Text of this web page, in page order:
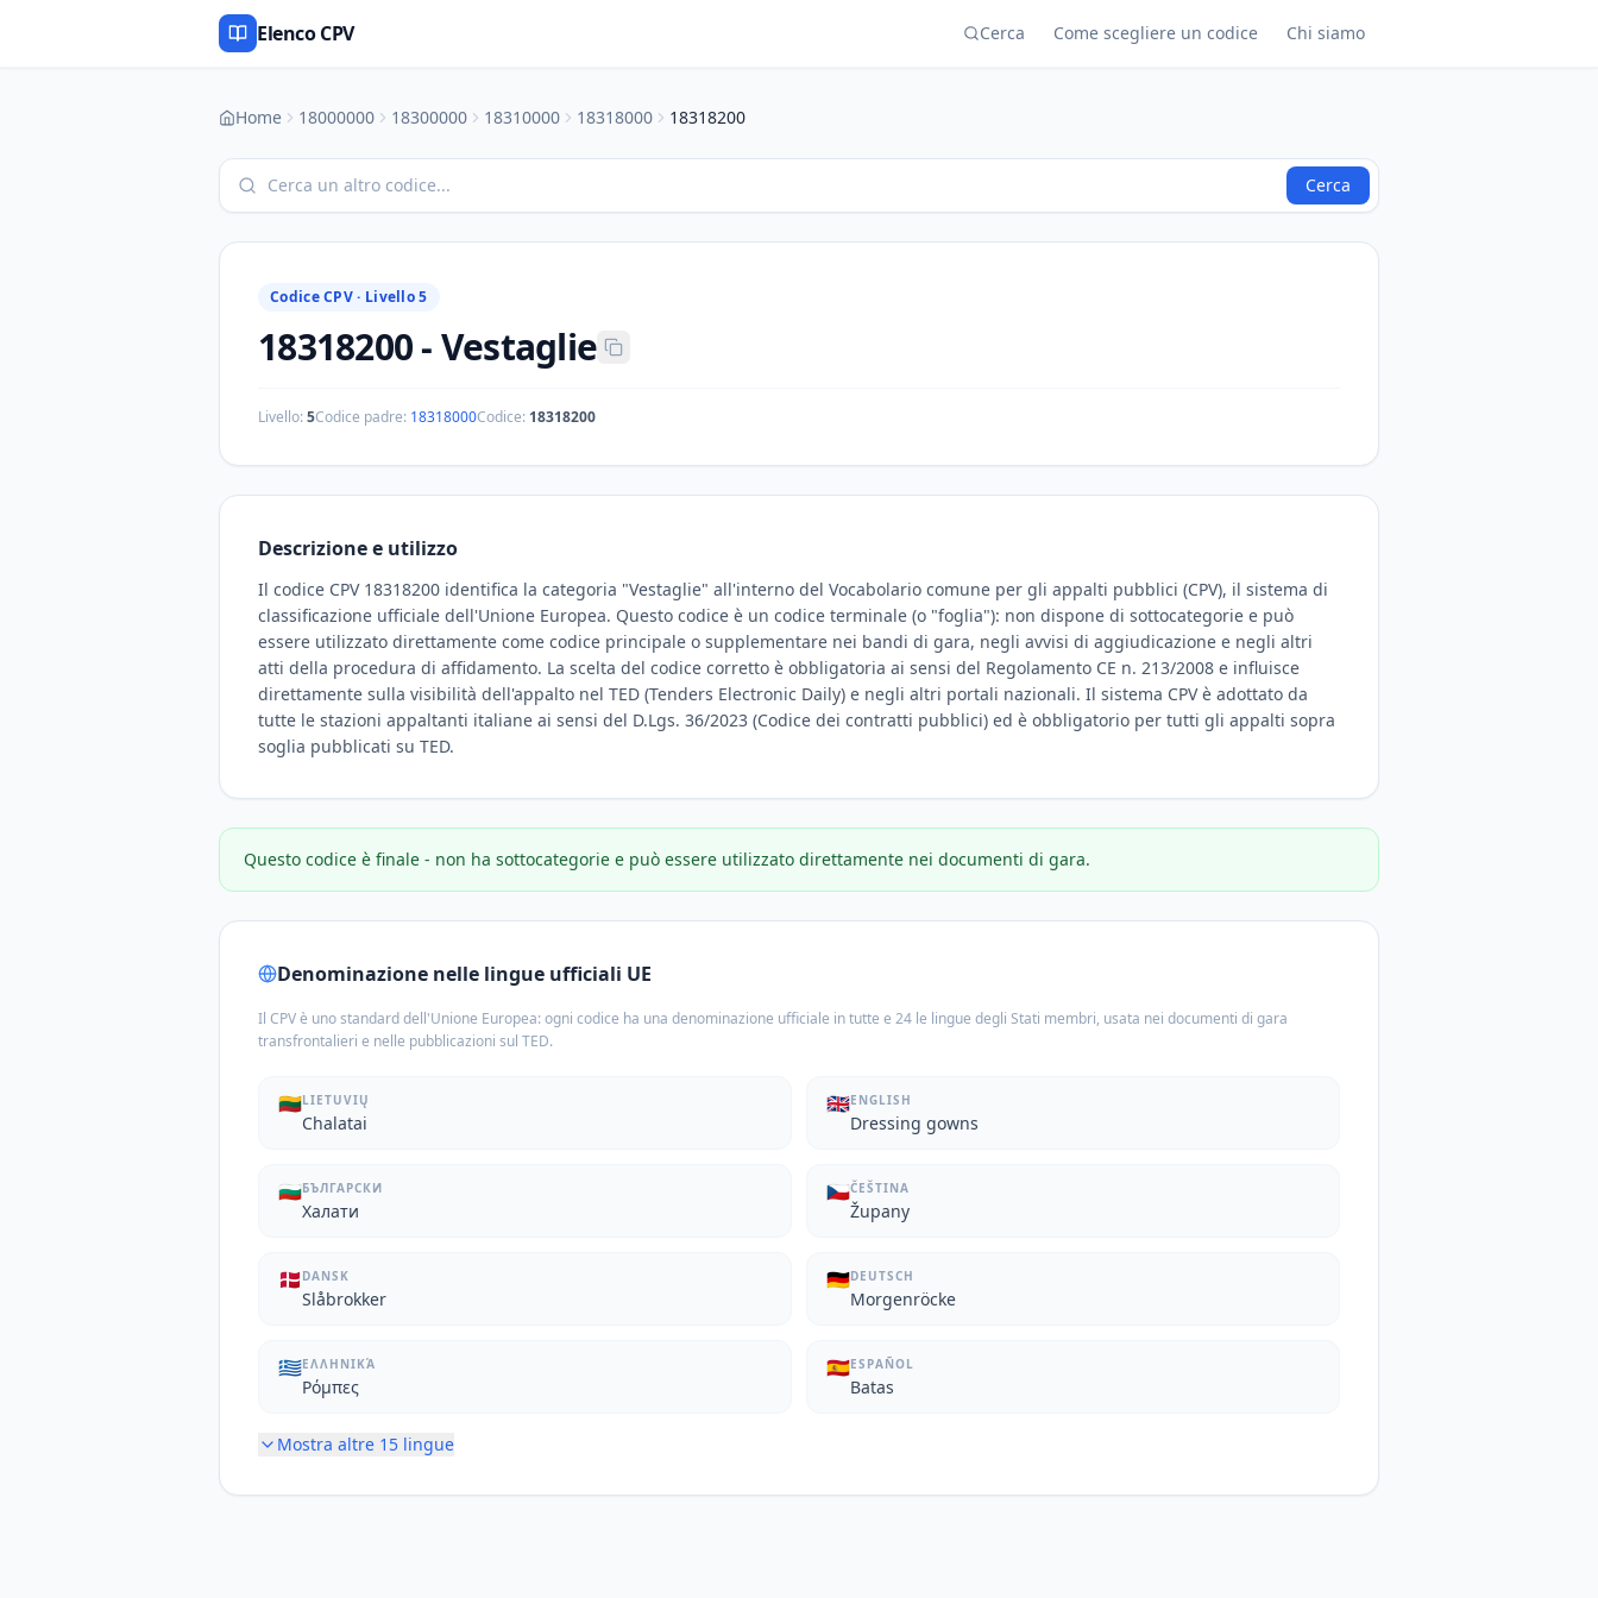
Elenco CPV Cerca Come scegliere un codice Chi siamo
Home 18000000 18300000 18310000 18318000 18318200
Cerca
Codice CPV · Livello 5
18318200-Vestaglie
Livello:5Codice padre: 18318000Codice: 18318200
Descrizione e utilizzo
Il codice CPV 18318200 identifica la categoria "Vestaglie" all'interno del Vocabolario comune per gli appalti pubblici (CPV), il sistema di
classificazione ufficiale dell'Unione Europea. Questo codice è un codice terminale (o "foglia"): non dispone di sottocategorie e può
essere utilizzato direttamente come codice principale o supplementare nei bandi di gara, negli avvisi di aggiudicazione e negli altri
atti della procedura di affidamento. La scelta del codice corretto è obbligatoria ai sensi del Regolamento CE n. 213/2008 e influisce
direttamente sulla visibilità dell'appalto nel TED (Tenders Electronic Daily) e negli altri portali nazionali. Il sistema CPV è adottato da
tutte le stazioni appaltanti italiane ai sensi del D.Lgs. 36/2023 (Codice dei contratti pubblici) ed è obbligatorio per tutti gli appalti sopra
soglia pubblicati su TED.
Questo codice è finale - non ha sottocategorie e può essere utilizzato direttamente nei documenti di gara.
Denominazione nelle lingue ufficiali UE
Il CPV è uno standard dell'Unione Europea: ogni codice ha una denominazione ufficiale in tutte e 24 le lingue degli Stati membri, usata nei documenti di gara
transfrontalieri e nelle pubblicazioni sul TED.
🇱🇹LIETUVIŲ
Chalatai
🇬🇧ENGLISH
Dressing gowns
🇧🇬БЪЛГАРСКИ
Халати
🇨🇿ČEŠTINA
Župany
🇩🇰 DANSK
Slåbrokker
🇩🇪DEUTSCH
Morgenröcke
🇬🇷ΕΛΛΗΝΙΚΆ
Ρόμπες
🇪🇸ESPAÑOL
Batas
Mostra altre 15 lingue